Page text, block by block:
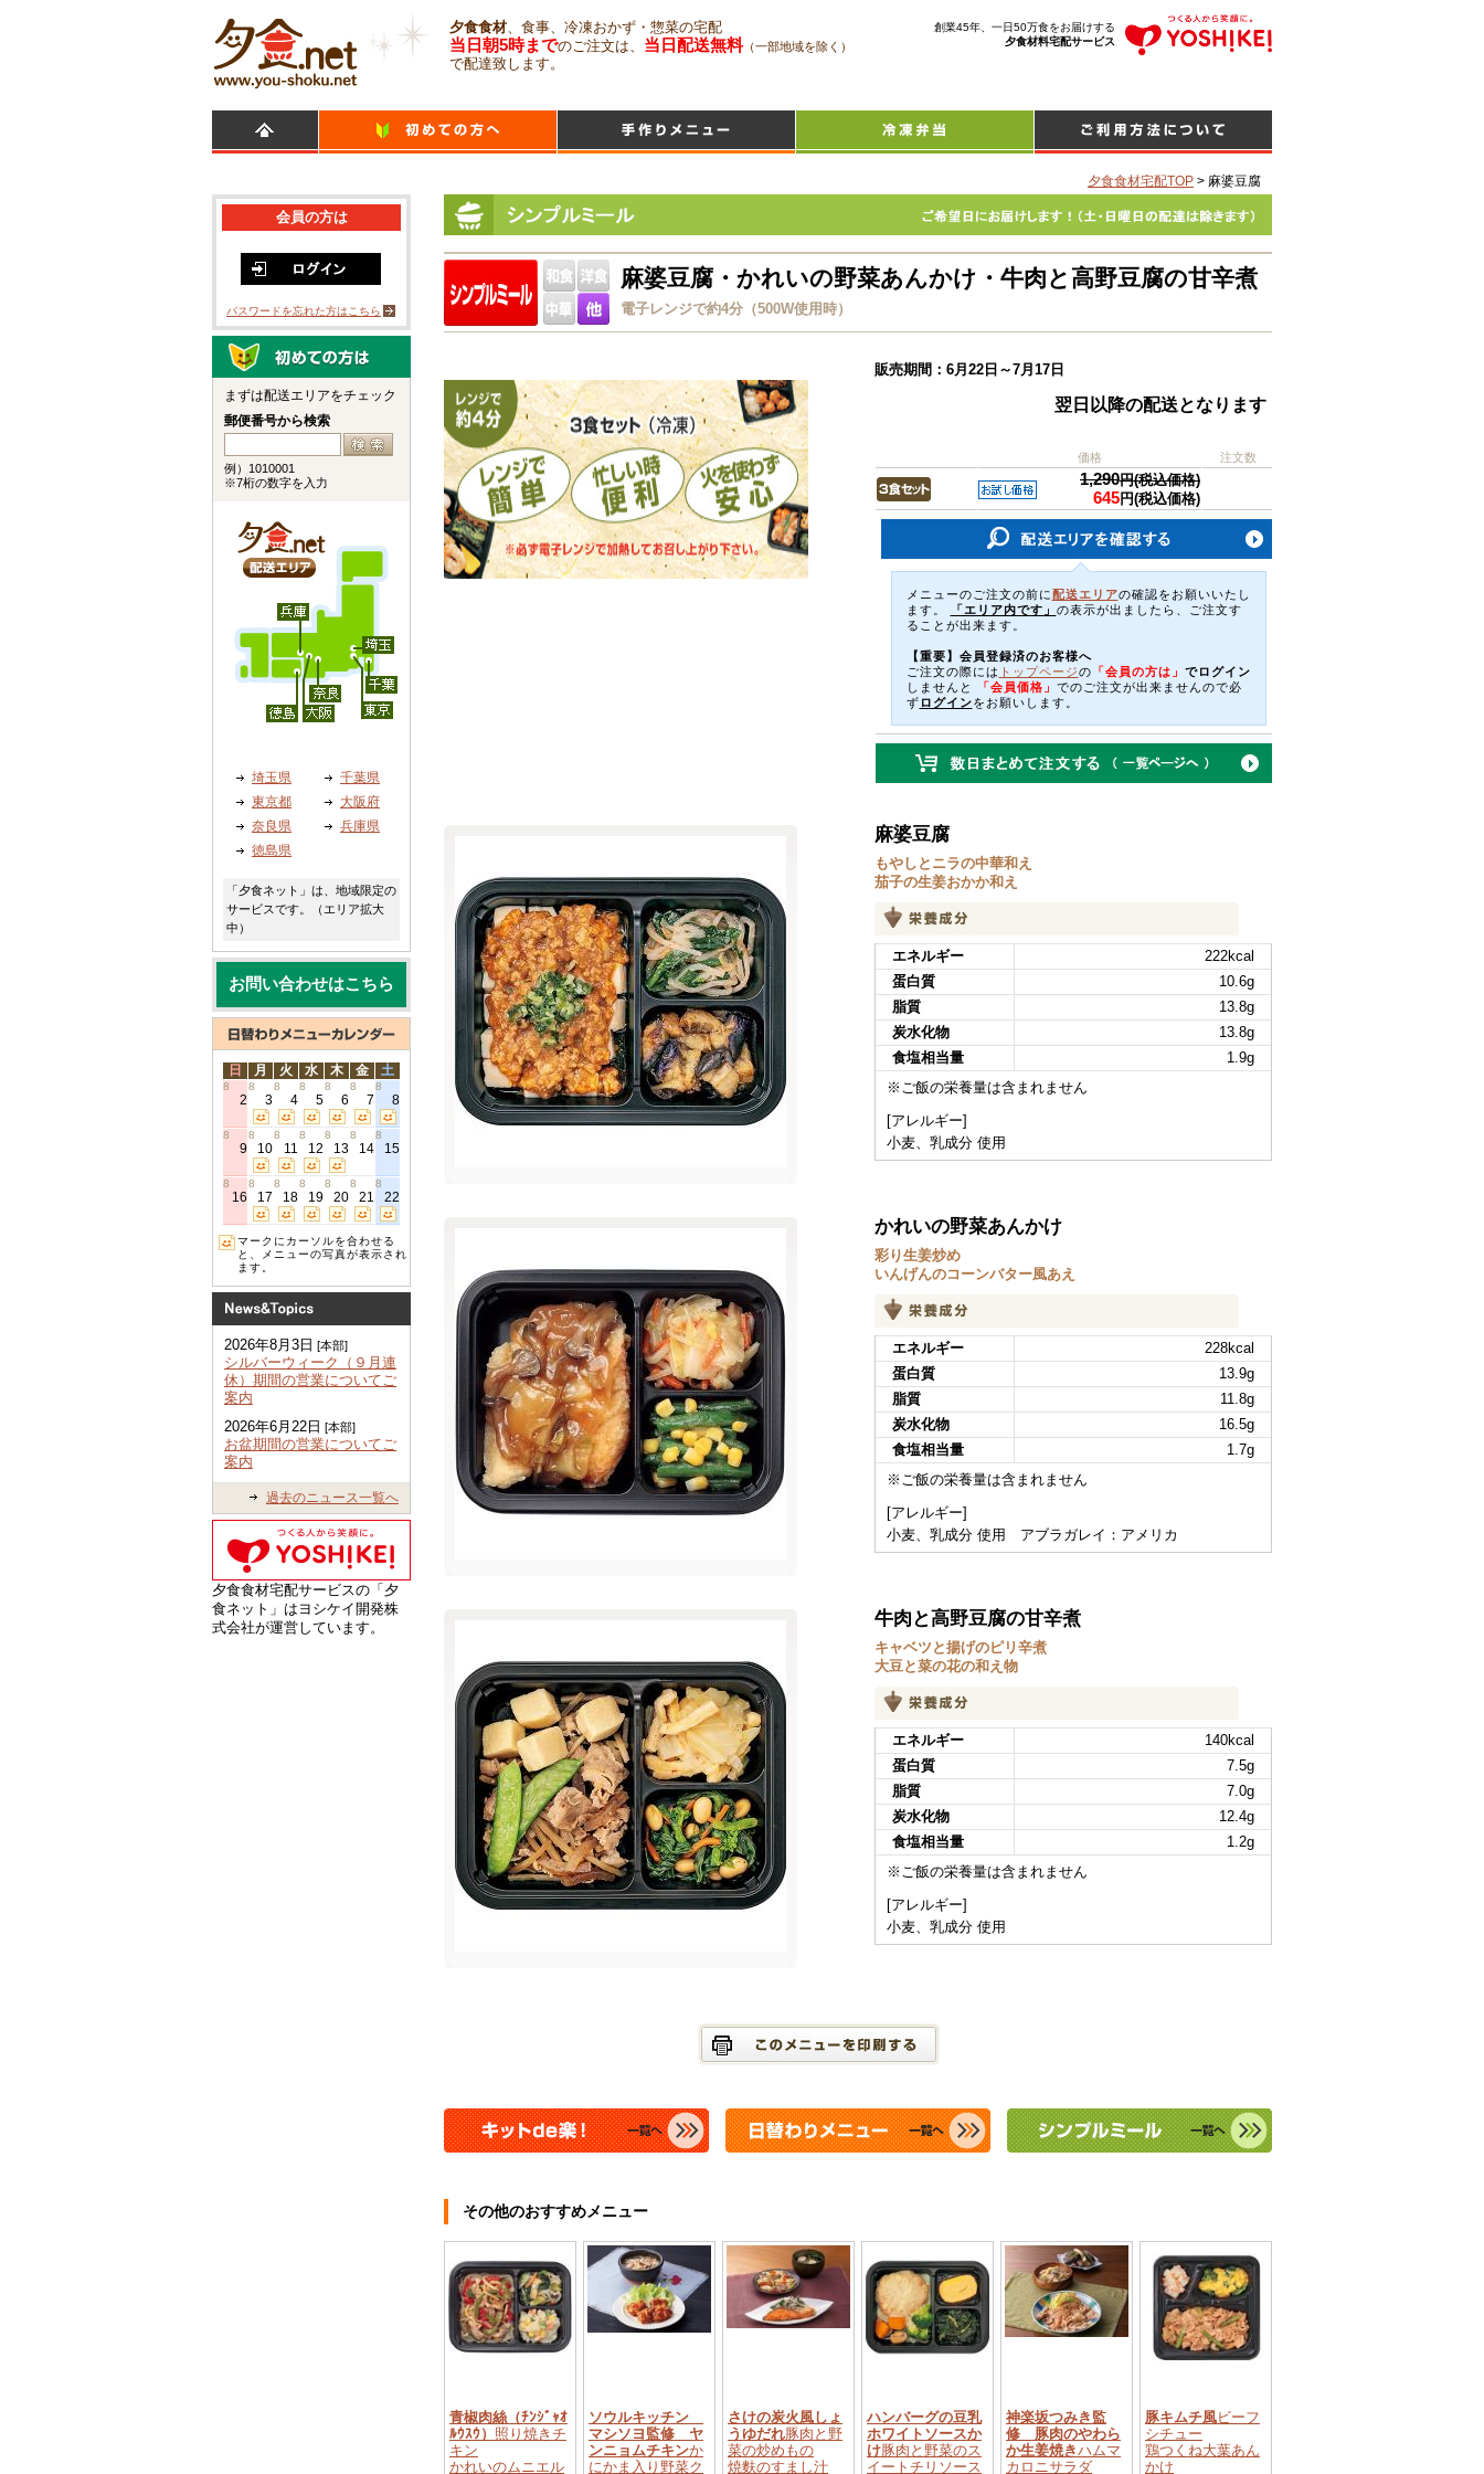
夕食食材、食事、冷凍おかず・惣菜の宅配
当日朝5時までのご注文は、 当日配送無料（一部地域を除く）
で配達致します。
創業45年、一日50万食をお届けする
夕食材料宅配サービス
夕食食材宅配TOP > 麻婆豆腐
麻婆豆腐・かれいの野菜あんかけ・牛肉と高野豆腐の甘辛煮
電子レンジで約4分（500W使用時）
販売期間：6月22日～7月17日
翌日以降の配送となります
価格 注文数
1,290円(税込価格)
645円(税込価格)
メニューのご注文の前に配送エリアの確認をお願いいたし
ます。
「エリア内です」 の表示が出ましたら、ご注文す
ることが出来ます。
【重要】会員登録済のお客様へ
ご注文の際には トップページの 「会員の方は」 でログイン
しませんと
「会員価格」 でのご注文が出来ませんので必
ず ログインをお願いします。
麻婆豆腐
もやしとニラの中華和え
茄子の生姜おかか和え
エネルギー
222kcal
蛋白質
10.6g
脂質
13.8g
炭水化物
13.8g
食塩相当量
1.9g
※ご飯の栄養量は含まれません
[アレルギー]
小麦、乳成分 使用
かれいの野菜あんかけ
彩り生姜炒め
いんげんのコーンバター風あえ
エネルギー
228kcal
蛋白質
13.9g
脂質
11.8g
炭水化物
16.5g
食塩相当量
1.7g
※ご飯の栄養量は含まれません
[アレルギー]
小麦、乳成分 使用 アブラガレイ：アメリカ
牛肉と高野豆腐の甘辛煮
キャベツと揚げのピリ辛煮
大豆と菜の花の和え物
エネルギー
140kcal
蛋白質
7.5g
脂質
7.0g
炭水化物
12.4g
食塩相当量
1.2g
※ご飯の栄養量は含まれません
[アレルギー]
小麦、乳成分 使用
その他のおすすめメニュー
青椒肉絲（ﾁﾝｼﾞｬｵ
ﾙｳｽｳ） 照り焼きチ
キン
かれいのムニエル
ソウルキッチン
マシソヨ監修 ヤ
ンニョムチキンか
にかま入り野菜ク
さけの炭火風しょ
うゆだれ豚肉と野
菜の炒めもの
焼麩のすまし汁
ハンバーグの豆乳
ホワイトソースか
け豚肉と野菜のス
イートチリソース
神楽坂つみき監
修 豚肉のやわら
か生姜焼きハムマ
カロニサラダ
豚キムチ風ビーフ
シチュー
鶏つくね大葉あん
かけ
会員の方は
パスワードを忘れた方はこちら
まずは配送エリアをチェック
郵便番号から検索
例）1010001
※7桁の数字を入力
埼玉県
千葉県
東京都
大阪府
奈良県
兵庫県
徳島県
「夕食ネット」は、地域限定の
サービスです。（エリア拡大
中）
お問い合わせはこちら
日 月 火 水 木 金 土
8
2
8
3
8
4
8
5
8
6
8
7
8
8
8
9
8
10
8
11
8
12
8
13
8
14
8
15
8
16
8
17
8
18
8
19
8
20
8
21
8
22
マークにカーソルを合わせる
と、メニューの写真が表示され
ます。
2026年8月3日 [本部]
シルバーウィーク（９月連
休）期間の営業についてご
案内
2026年6月22日 [本部]
お盆期間の営業についてご
案内
過去のニュース一覧へ
夕食食材宅配サービスの「夕
食ネット」はヨシケイ開発株
式会社が運営しています。